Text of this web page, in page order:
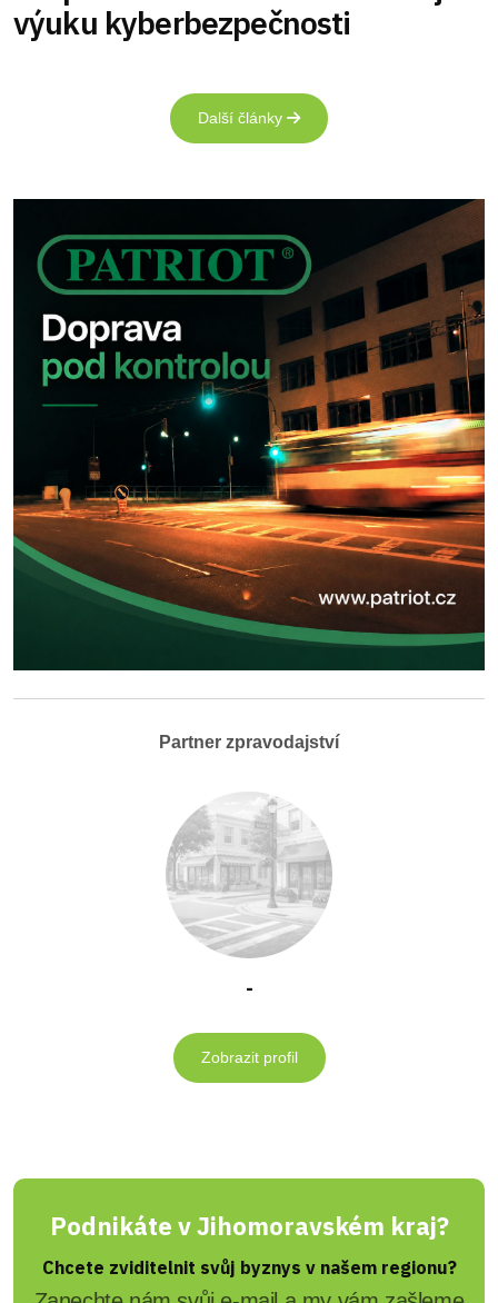
výuku kyberbezpečnosti
Další články
Partner zpravodajství
-
Zobrazit profil
Podnikáte v Jihomoravském kraj?
Chcete zviditelnit svůj byznys v našem regionu?